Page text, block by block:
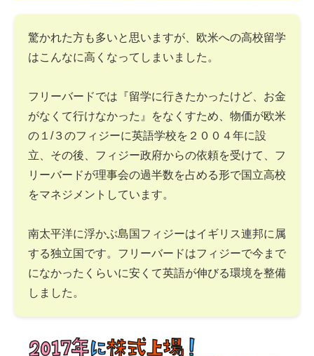
驚かれた方も多いと思いますが、欧米への高校留学
はこんなに高くなってしまいました。
フリーバードでは『留学に行きたかったけど、お金
がなくて行けなかった』をなくすため、物価が欧米
の１/３のフィジーに英語学校を２００４年に設
立、その後、フィジー政府からの依頼を受けて、フ
リーバードが理事会の過半数を占める形で国立高校
をマネジメントしています。
南太平洋に浮かぶ島国フィジーはイギリス連邦に属
する独立国です。フリーバードはフィジーで今まで
になかったくらいに安くて英語が伸びる環境を整備
しました。